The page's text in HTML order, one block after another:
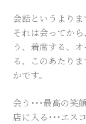
会話というより
それは会ってか
う、着席する、
る、このあたり
かです。
会う･･･最高の笑
店に入る･･･エス